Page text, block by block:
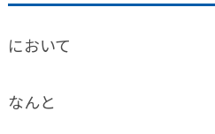
において
なんと